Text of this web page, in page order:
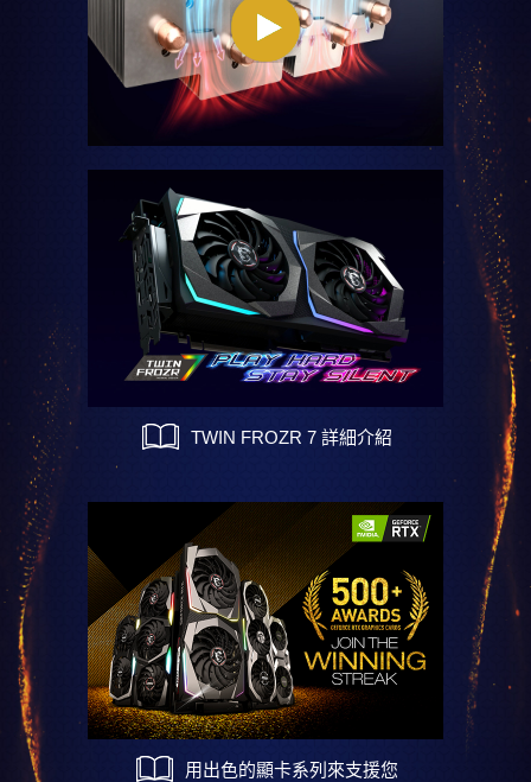
TWIN FROZR 7 詳細介紹
用出色的顯卡系列來支援您